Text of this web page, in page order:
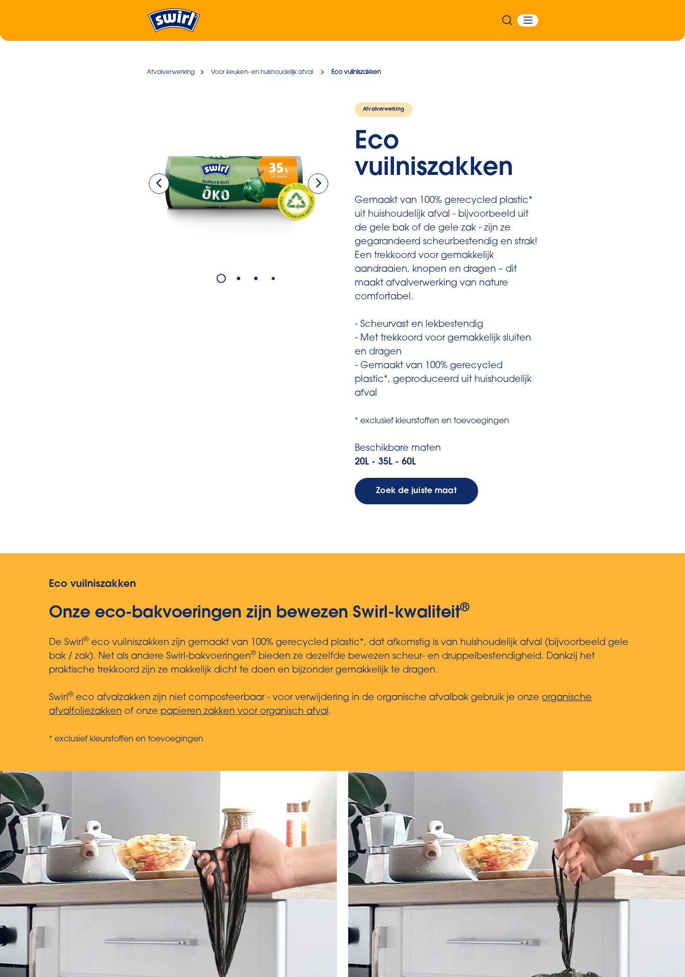
Afvalverwerking Voor keuken- en huishoudelijk afval Eco vuilniszakken
Afvalverwerking
Eco
vuilniszakken
Gemaakt van 100% gerecycled plastic*
uit huishoudelijk afval - bijvoorbeeld uit
de gele bak of de gele zak - zijn ze
gegarandeerd scheurbestendig en strak!
Een trekkoord voor gemakkelijk
aandraaien, knopen en dragen – dit
maakt afvalverwerking van nature
comfortabel.
- Scheurvast en lekbestendig
- Met trekkoord voor gemakkelijk sluiten
en dragen
- Gemaakt van 100% gerecycled
plastic*, geproduceerd uit huishoudelijk
afval
* exclusief kleurstoffen en toevoegingen
Beschikbare maten
20L - 35L - 60L
Zoek de juiste maat
Eco vuilniszakken
Onze eco-bakvoeringen zijn bewezen Swirl-kwaliteit®
De Swirl® eco vuilniszakken zijn gemaakt van 100% gerecycled plastic*, dat afkomstig is van huishoudelijk afval (bijvoorbeeld gele
bak / zak). Net als andere Swirl-bakvoeringen® bieden ze dezelfde bewezen scheur- en druppelbestendigheid. Dankzij het
praktische trekkoord zijn ze makkelijk dicht te doen en bijzonder gemakkelijk te dragen.
Swirl® eco afvalzakken zijn niet composteerbaar - voor verwijdering in de organische afvalbak gebruik je onze organische
afvalfoliezakken of onze papieren zakken voor organisch afval.
* exclusief kleurstoffen en toevoegingen